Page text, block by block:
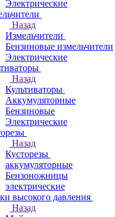
Электрические
Назад
Измельчители
Бензиновые измельчители
Электрические
Назад
Культиваторы
Аккумуляторные
Бензиновые
Электрические
Назад
Кусторезы
аккумуляторные
Бензоножницы
электрические
высокого давления
Назад